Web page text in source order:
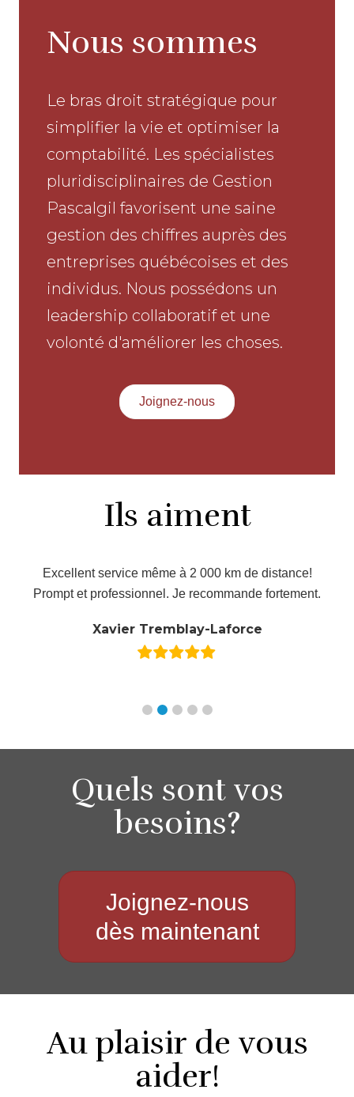
Nous sommes
Le bras droit stratégique pour
simplifier la vie et optimiser la
comptabilité. Les spécialistes
pluridisciplinaires de Gestion
Pascalgil favorisent une saine
gestion des chiffres auprès des
entreprises québécoises et des
individus. Nous possédons un
leadership collaboratif et une
volonté d'améliorer les choses.
Joignez-nous
Ils aiment
à 2 000 km de distance!
Je recommande fortement.
Laforce
Service
d’expliquer et de
Quels sont vos
besoins?
Joignez-nous
dès maintenant
Au plaisir de vous
aider!